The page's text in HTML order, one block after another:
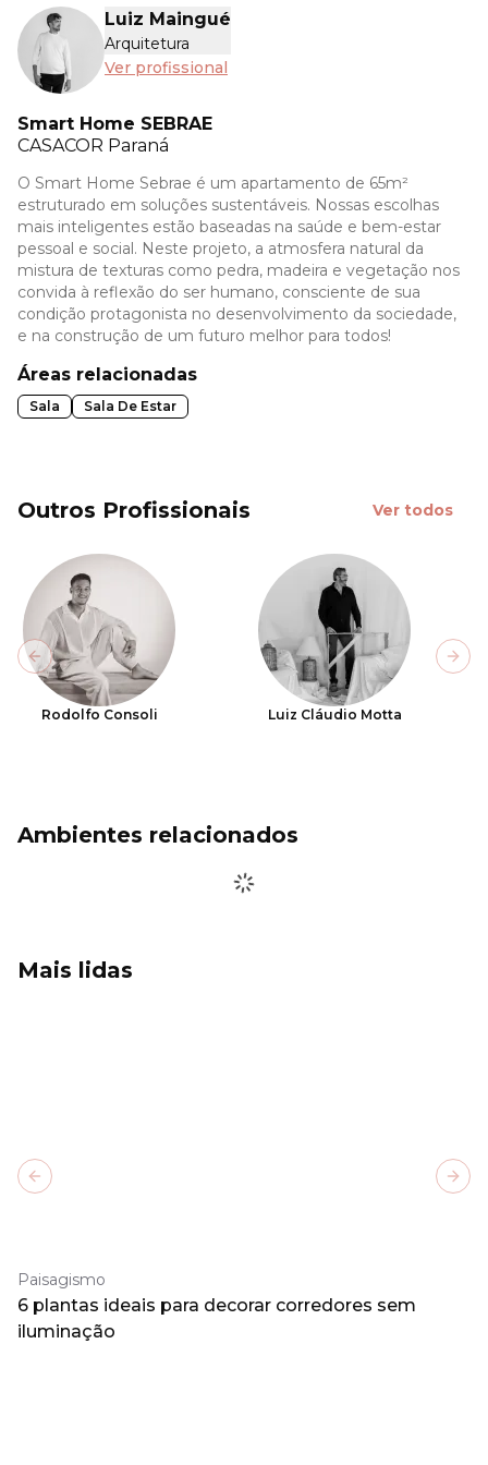
Luiz Maingué
Arquitetura
Ver profissional
Smart Home SEBRAE
CASACOR Paraná
O Smart Home Sebrae é um apartamento de 65m²
estruturado em soluções sustentáveis. Nossas escolhas
mais inteligentes estão baseadas na saúde e bem-estar
pessoal e social. Neste projeto, a atmosfera natural da
mistura de texturas como pedra, madeira e vegetação nos
convida à reflexão do ser humano, consciente de sua
condição protagonista no desenvolvimento da sociedade,
e na construção de um futuro melhor para todos!
Áreas relacionadas
Sala Sala De Estar
Outros Profissionais Ver todos
Rodolfo Consoli Luiz Cláudio Motta
Previous slide
Ambientes relacionados
Mais lidas
Paisagismo
6 plantas ideais para decorar corredores sem
iluminação
Previous slide